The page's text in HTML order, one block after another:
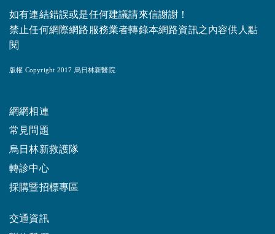
如有連結錯誤或是任何建議請來信謝謝！
禁止任何網際網路服務業者轉錄本網路資訊之內容供人點
閱
版權 Copyright 2017 烏日林新醫院
網網相連
常見問題
烏日林新救護隊
轉診中心
採購暨招標專區
交通資訊